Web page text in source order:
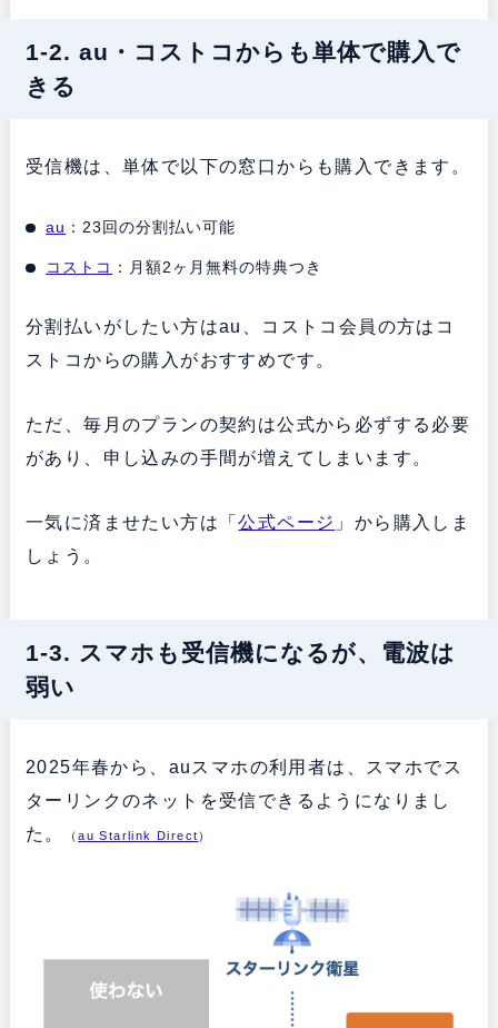
1-2. au・コストコからも単体で購入で
きる
受信機は、単体で以下の窓口からも購入できます。
au ：23回の分割払い可能
コストコ ：月額2ヶ月無料の特典つき
分割払いがしたい方はau、コストコ会員の方はコ
ストコからの購入がおすすめです。
ただ、毎月のプランの契約は公式から必ずする必要
があり、申し込みの手間が増えてしまいます。
一気に済ませたい方は「公式ページ 」から購入しま
しょう。
1-3. スマホも受信機になるが、電波は
弱い
2025年春から、auスマホの利用者は、スマホでス
ターリンクのネットを受信できるようになりまし
た。
（au Starlink Direct ）